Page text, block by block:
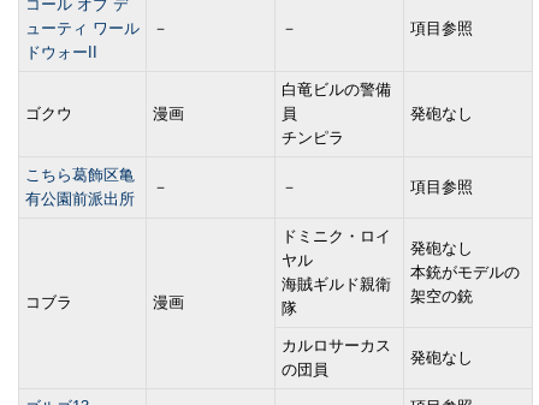
コール オブ デ
ューティ ワール
ドウォーII
－ － 項目参照
ゴクウ 漫画
白竜ビルの警備
員
チンピラ
発砲なし
こちら葛飾区亀
有公園前派出所
－ － 項目参照
コブラ 漫画
ドミニク・ロイ
ヤル
海賊ギルド親衛
隊
発砲なし
本銃がモデルの
架空の銃
カルロサーカス
の団員
発砲なし